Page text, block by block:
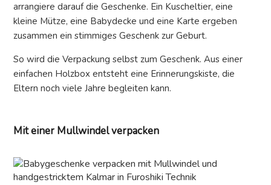
arrangiere darauf die Geschenke. Ein Kuscheltier, eine
kleine Mütze, eine Babydecke und eine Karte ergeben
zusammen ein stimmiges Geschenk zur Geburt.
So wird die Verpackung selbst zum Geschenk. Aus einer
einfachen Holzbox entsteht eine Erinnerungskiste, die
Eltern noch viele Jahre begleiten kann.
Mit einer Mullwindel verpacken